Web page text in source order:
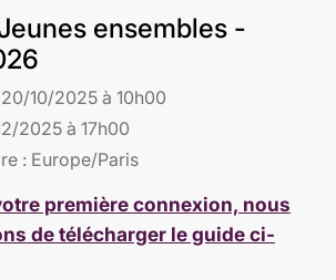
ensembles -
20/10/2025 à 10h00
2025 à 17h00
: Europe/Paris
première connexion, nous
de télécharger le guide ci-